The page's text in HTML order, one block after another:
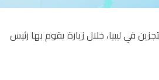
في ليبيا، خلال زيارة يقوم بها رئيس